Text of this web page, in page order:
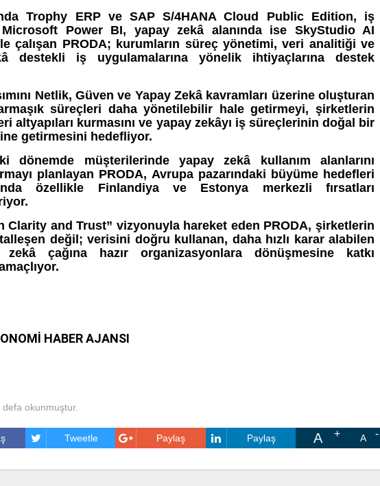
Trophy ERP ve SAP S/4HANA Cloud Public Edition, iş
Microsoft Power BI, yapay zekâ alanında ise SkyStudio AI
çalışan PRODA; kurumların süreç yönetimi, veri analitiği ve
destekli iş uygulamalarına yönelik ihtiyaçlarına destek
Netlik, Güven ve Yapay Zekâ kavramları üzerine oluşturan
süreçleri daha yönetilebilir hale getirmeyi, şirketlerin
altyapıları kurmasını ve yapay zekâyı iş süreçlerinin doğal bir
getirmesini hedefliyor.
dönemde müşterilerinde yapay zekâ kullanım alanlarını
planlayan PRODA, Avrupa pazarındaki büyüme hedefleri
özellikle Finlandiya ve Estonya merkezli fırsatları
Clarity and Trust” vizyonuyla hareket eden PRODA, şirketlerin
değil; verisini doğru kullanan, daha hızlı karar alabilen
çağına hazır organizasyonlara dönüşmesine katkı
HABER AJANSI
defa okunmuştur.
Tweetle Paylaş Paylaş A A